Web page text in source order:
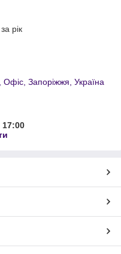
рік
Запоріжжя, Україна
17:00